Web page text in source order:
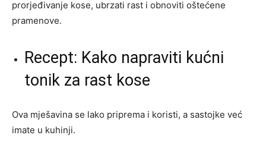
prorjeđivanje kose, ubrzati rast i obnoviti oštećene
pramenove.
Recept: Kako napraviti kućni
tonik za rast kose
Ova mješavina se lako priprema i koristi, a sastojke već
imate u kuhinji.